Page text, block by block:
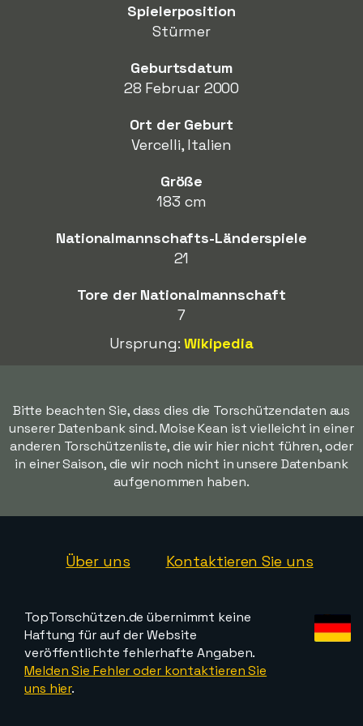
Spielerposition
Stürmer
Geburtsdatum
28 Februar 2000
Ort der Geburt
Vercelli, Italien
Größe
183 cm
Nationalmannschafts-Länderspiele
21
Tore der Nationalmannschaft
7
Ursprung:Wikipedia
Bitte beachten Sie, dass dies die Torschützendaten aus
unserer Datenbank sind. Moise Kean ist vielleicht in einer
anderen Torschützenliste, die wir hier nicht führen, oder
in einer Saison, die wir noch nicht in unsere Datenbank
aufgenommen haben.
Über uns Kontaktieren Sie uns
TopTorschützen.de übernimmt keine
Haftung für auf der Website
veröffentlichte fehlerhafte Angaben.
Melden Sie Fehler oder kontaktieren Sie
uns hier.